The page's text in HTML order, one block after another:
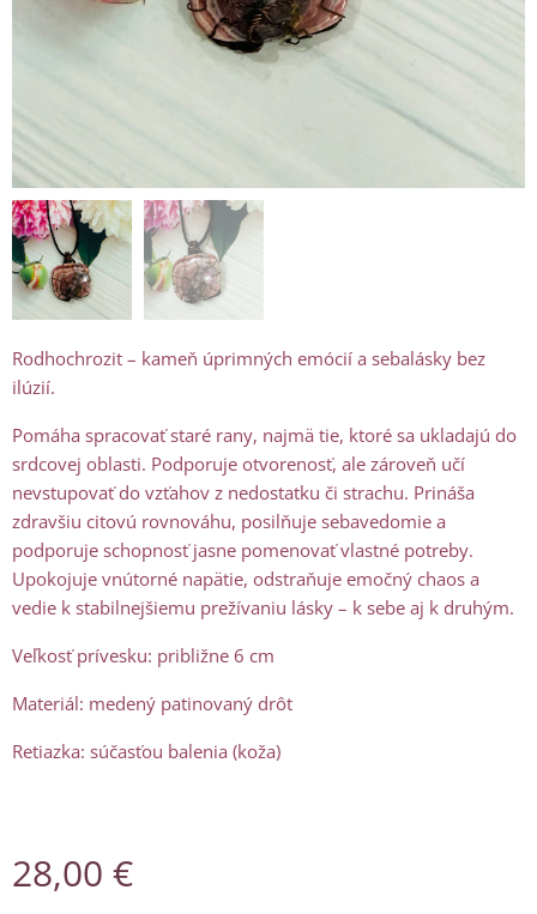
Rodhochrozit – kameň úprimných emócií a sebalásky bez
ilúzií.
Pomáha spracovať staré rany, najmä tie, ktoré sa ukladajú do
srdcovej oblasti. Podporuje otvorenosť, ale zároveň učí
nevstupovať do vzťahov z nedostatku či strachu. Prináša
zdravšiu citovú rovnováhu, posilňuje sebavedomie a
podporuje schopnosť jasne pomenovať vlastné potreby.
Upokojuje vnútorné napätie, odstraňuje emočný chaos a
vedie k stabilnejšiemu prežívaniu lásky – k sebe aj k druhým.
Veľkosť prívesku: približne 6 cm
Materiál: medený patinovaný drôt
Retiazka: súčasťou balenia (koža)
28,00 €